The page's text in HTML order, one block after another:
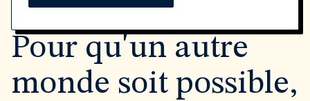
Pour qu'un autre
monde soit possible,